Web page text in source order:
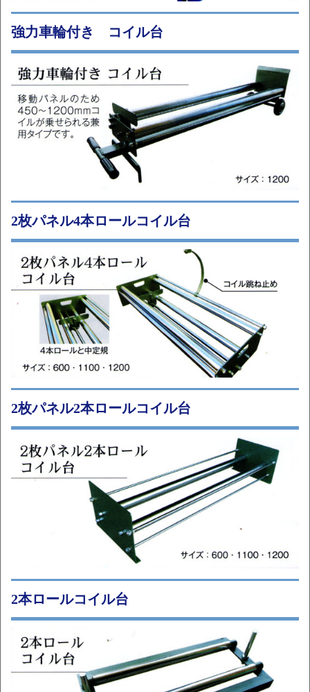
強力車輪付き コイル台
2枚パネル4本ロールコイル台
2枚パネル2本ロールコイル台
2本ロールコイル台